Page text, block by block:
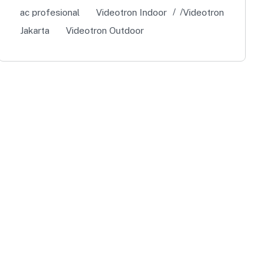
ac profesional
Videotron Indoor
Videotron
Jakarta
Videotron Outdoor